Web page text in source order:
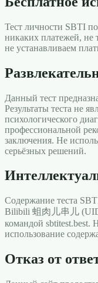
Тест личности SBTI
никаких платежей, не
не устанавливаем
Данный тест
Результаты теста не
психологического
профессиональной
заключения. Не
серьёзных решений.
Содержание теста
Bilibili 蛆肉儿串儿
командой sbtitest.best.
использование
Отказ от